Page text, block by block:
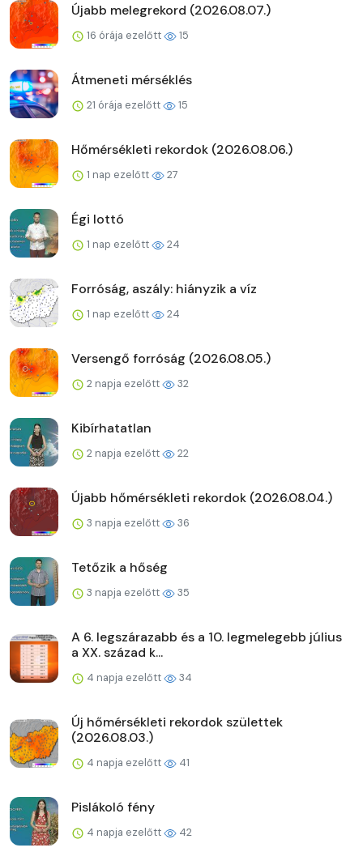
Újabb melegrekord (2026.08.07.)
16 órája ezelőtt 15
Átmeneti mérséklés
21 órája ezelőtt 15
Hőmérsékleti rekordok (2026.08.06.)
1 nap ezelőtt 27
Égi lottó
1 nap ezelőtt 24
Forróság, aszály: hiányzik a víz
1 nap ezelőtt 24
Versengő forróság (2026.08.05.)
2 napja ezelőtt 32
Kibírhatatlan
2 napja ezelőtt 22
Újabb hőmérsékleti rekordok (2026.08.04.)
3 napja ezelőtt 36
Tetőzik a hőség
3 napja ezelőtt 35
A 6. legszárazabb és a 10. legmelegebb július
a XX. század k...
4 napja ezelőtt 34
Új hőmérsékleti rekordok születtek
(2026.08.03.)
4 napja ezelőtt 41
Pislákoló fény
4 napja ezelőtt 42